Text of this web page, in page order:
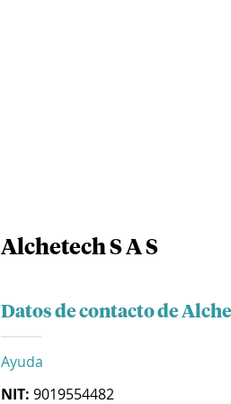
Alchetech S A S
Datos de contacto de
Ayuda
NIT: 9019554482